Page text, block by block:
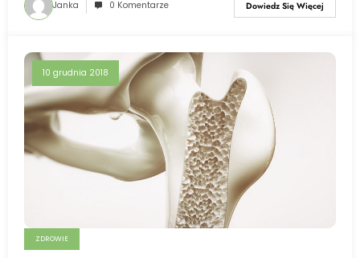
Janka 0 Komentarze Dowiedz Się Więcej
10 grudnia 2018
ZDROWIE